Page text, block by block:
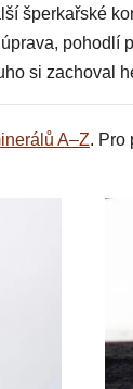
šperkařské
pohodlí
si zachoval
A–Z. Pro